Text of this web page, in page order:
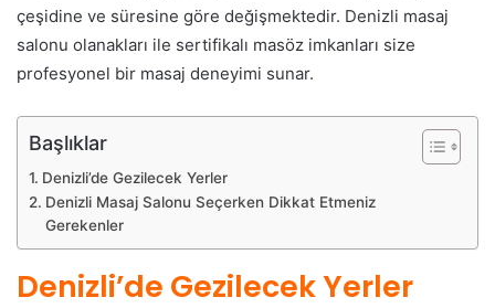
çeşidine ve süresine göre değişmektedir. Denizli masaj
salonu olanakları ile sertifikalı masöz imkanları size
profesyonel bir masaj deneyimi sunar.
Başlıklar
Denizli’de Gezilecek Yerler
Denizli Masaj Salonu Seçerken Dikkat Etmeniz
Gerekenler
Denizli’de Gezilecek Yerler